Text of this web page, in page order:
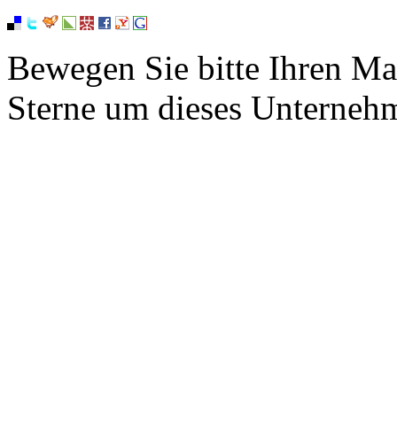
Bewegen Sie bitte Ihren
Sterne um dieses